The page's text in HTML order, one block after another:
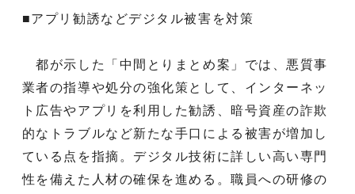
■アプリ勧誘などデジタル被害を対策
都が示した「中間とりまとめ案」では、悪質事
業者の指導や処分の強化策として、インターネッ
ト広告やアプリを利用した勧誘、暗号資産の詐欺
的なトラブルなど新たな手口による被害が増加し
ている点を指摘。デジタル技術に詳しい高い専門
性を備えた人材の確保を進める。職員への研修の